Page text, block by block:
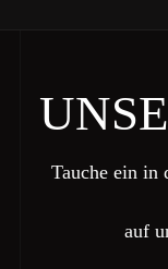
Tauche ein in
auf